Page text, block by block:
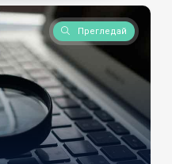
Прегледай